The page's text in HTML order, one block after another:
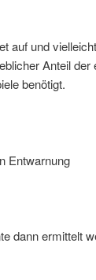
auf und
Anteil der
benötigt.
Entwarnung
dann ermittelt